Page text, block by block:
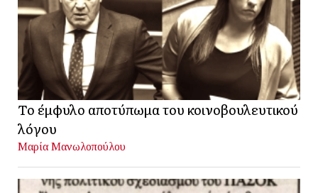
Το έμφυλο αποτύπωμα του κοινοβουλευτικού
λόγου
Μαρία Μανωλοπούλου